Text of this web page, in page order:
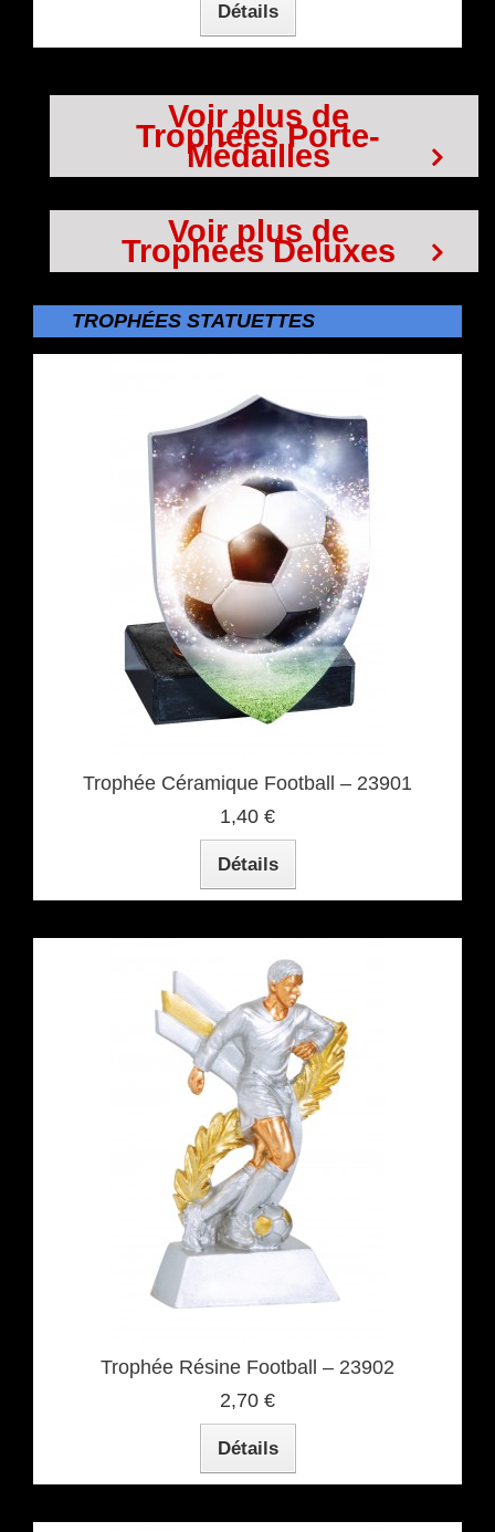
Détails
Voir plus de
Trophées Porte-
Médailles
Voir plus de
Trophées Deluxes
TROPHÉES STATUETTES
Trophée Céramique Football – 23901
1,40 €
Détails
Trophée Résine Football – 23902
2,70 €
Détails